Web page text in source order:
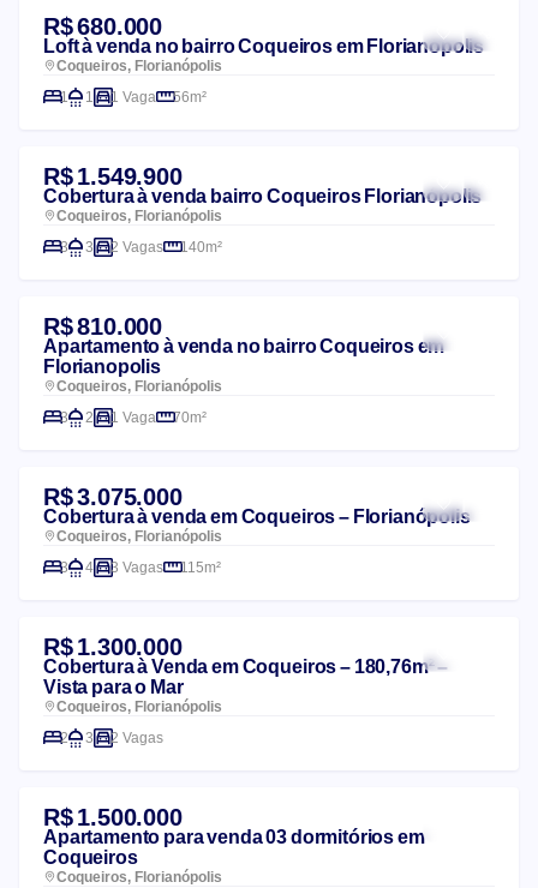
R$ 680.000
Loft à venda no bairro Coqueiros em Florianópolis
Coqueiros, Florianópolis
1
1 1 Vaga 56m²
R$ 1.549.900
Cobertura à venda bairro Coqueiros Florianópolis
Coqueiros, Florianópolis
3
3 2 Vagas 140m²
R$ 810.000
Apartamento à venda no bairro Coqueiros em
Florianopolis
Coqueiros, Florianópolis
3
2 1 Vaga 70m²
R$ 3.075.000
Cobertura à venda em Coqueiros – Florianópolis
Coqueiros, Florianópolis
3
4 3 Vagas 115m²
R$ 1.300.000
Cobertura à Venda em Coqueiros – 180,76m² –
Vista para o Mar
Coqueiros, Florianópolis
2
3 2 Vagas
R$ 1.500.000
Apartamento para venda 03 dormitórios em
Coqueiros
Coqueiros, Florianópolis